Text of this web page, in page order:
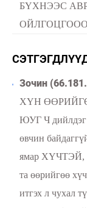
БҮХНЭЭС
Зочин
ХҮН
ЮУГ Ч дийлдэг
өвчин
ямар ХҮЧТЭЙ,
та өөрийгөө
итгэх л чухал